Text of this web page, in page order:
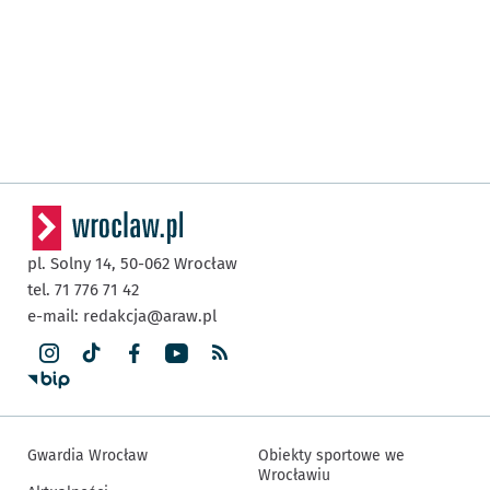
pl. Solny 14, 50-062 Wrocław
tel. 71 776 71 42
e-mail: redakcja@araw.pl
Gwardia Wrocław
Obiekty sportowe we
Wrocławiu